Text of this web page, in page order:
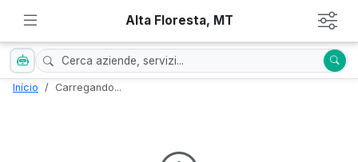
Alta Floresta, MT
Início Carregando...